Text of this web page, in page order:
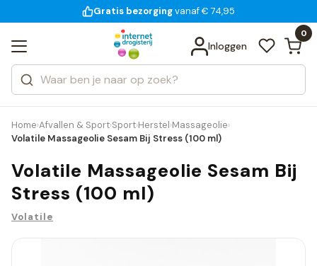
voor 18:00 uur besteld
Gratis bezorging
14 dagen bedenktijd
Inloggen
0
Zoeken
Categorieën
Merken
Bekijk alle resultaten
Home›Afvallen & Sport›Sport›Herstel›Massageolie›
Volatile Massageolie Sesam Bij Stress (100 ml)
Volatile Massageolie Sesam Bij
Stress (100 ml)
Volatile